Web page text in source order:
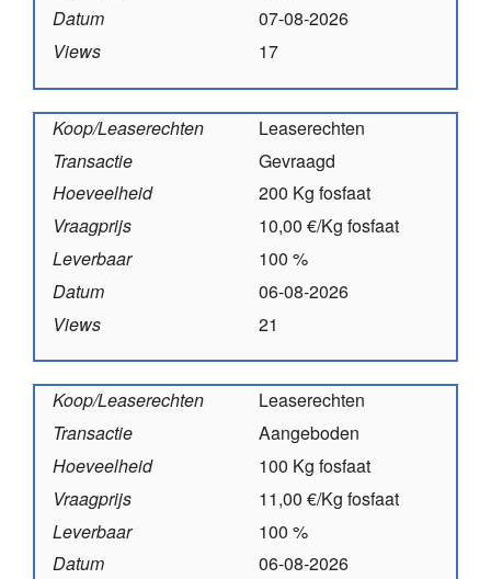
Datum
07-08-2026
Views
17
Koop/Leaserechten
Leaserechten
Transactie
Gevraagd
Hoeveelheid
200 Kg fosfaat
Vraagprijs
10,00 €/Kg fosfaat
Leverbaar
100 %
Datum
06-08-2026
Views
21
Koop/Leaserechten
Leaserechten
Transactie
Aangeboden
Hoeveelheid
100 Kg fosfaat
Vraagprijs
11,00 €/Kg fosfaat
Leverbaar
100 %
Datum
06-08-2026